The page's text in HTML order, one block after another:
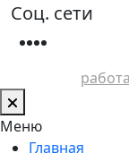
Соц. сети
Меню
Главная